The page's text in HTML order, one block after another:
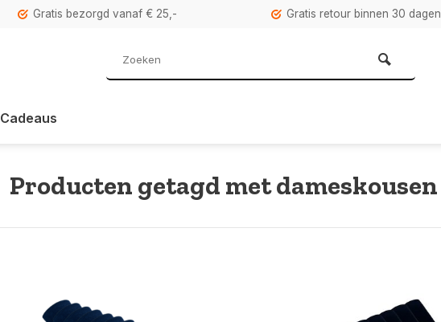
Gratis bezorgd vanaf € 25,- Gratis retour binnen 30 dagen
Cadeaus
Producten getagd met dameskousen